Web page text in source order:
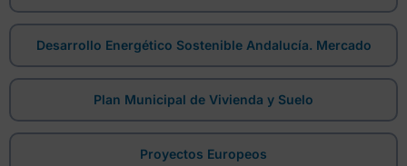
Desarrollo Energético Sostenible Andalucía. Mercado
Plan Municipal de Vivienda y Suelo
Proyectos Europeos